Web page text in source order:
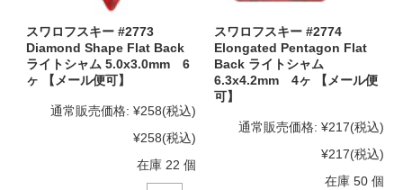
スワロフスキー #2773
Diamond Shape Flat Back
ライトシャム 5.0x3.0mm 6
ヶ 【メール便可】
通常販売価格: ¥258(税込)
¥258(税込)
在庫 22 個
スワロフスキー #2774
Elongated Pentagon Flat
Back ライトシャム
6.3x4.2mm 4ヶ 【メール便
可】
通常販売価格: ¥217(税込)
¥217(税込)
在庫 50 個